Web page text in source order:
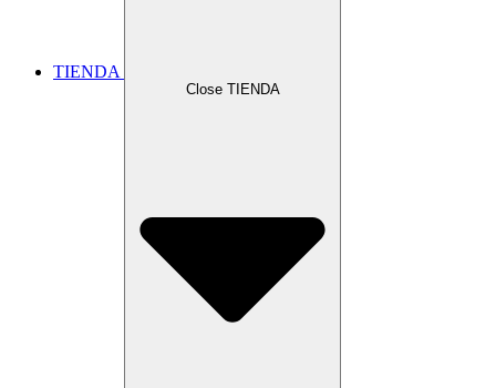
TIENDA
Close TIENDA